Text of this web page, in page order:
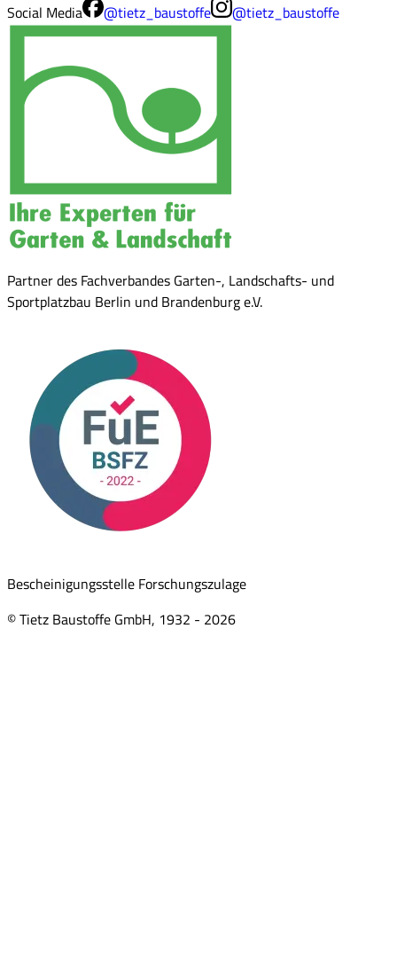
Social Media
@tietz_baustoffe @tietz_baustoffe
Partner des Fachverbandes Garten-, Landschafts- und
Sportplatzbau Berlin und Brandenburg e.V.
Bescheinigungsstelle Forschungszulage
© Tietz Baustoffe GmbH, 1932 - 2026